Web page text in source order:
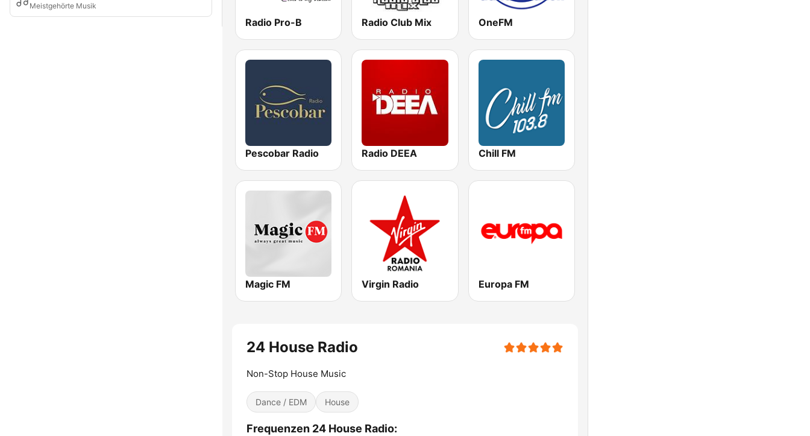
Meistgehörte Musik
Radio Pro-B Radio Club Mix OneFM
Pescobar Radio Radio DEEA Chill FM
Magic FM Virgin Radio Europa FM
24 House Radio
Non-Stop House Music
Dance / EDM House
Frequenzen 24 House Radio: